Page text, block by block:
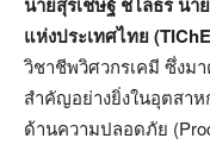
แห่งประเทศไทย
วิชาชีพวิศวกรเคมี ซึ่งม
สำคัญอย่างยิ่งในอุตสา
ด้านความปลอดภัย